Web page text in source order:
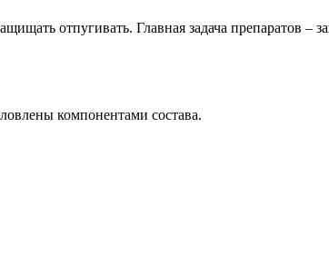
отпугивать. Главная задача
компонентами состава.